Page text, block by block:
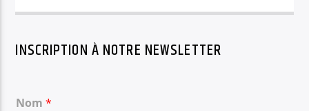
INSCRIPTION À NOTRE NEWSLETTER
Nom*